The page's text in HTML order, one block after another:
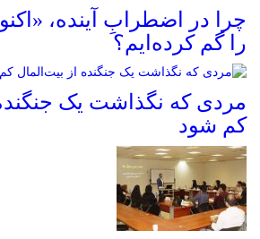
چرا در اضطرابِ آینده،
را گم کرده‌ایم؟
مردی که نگذاشت یک
کم شود